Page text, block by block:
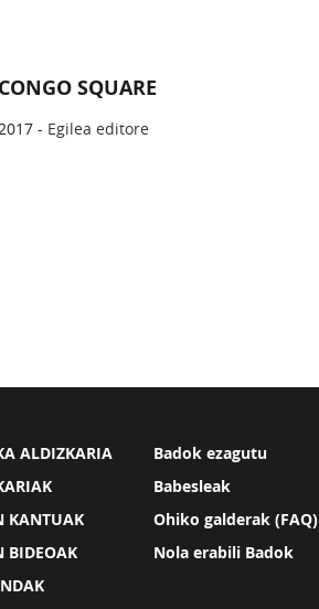
CONGO SQUARE
- Egilea editore
ALDIZKARIA
KANTUAK
BIDEOAK
Badok ezagutu
Babesleak
Ohiko galderak (FAQ)
Nola erabili Badok